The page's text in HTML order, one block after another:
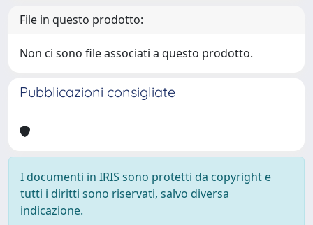
File in questo prodotto:
Non ci sono file associati a questo prodotto.
Pubblicazioni consigliate
I documenti in IRIS sono protetti da copyright e
tutti i diritti sono riservati, salvo diversa
indicazione.